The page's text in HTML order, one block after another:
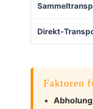
Direkt-
Faktoren